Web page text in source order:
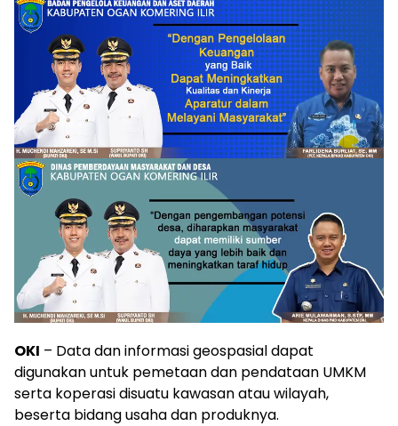
OKI – Data dan informasi geospasial dapat
digunakan untuk pemetaan dan pendataan UMKM
serta koperasi disuatu kawasan atau wilayah,
beserta bidang usaha dan produknya.